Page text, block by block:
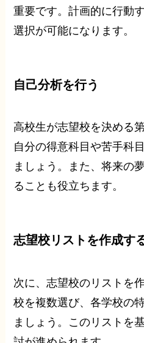
重要です。計画的に行動
選択が可能になります。
自己分析を行う
高校生が志望校を決める
自分の得意科目や苦手科
ましょう。また、将来の
ることも役立ちます。
志望校リストを作成す
次に、志望校のリストを
校を複数選び、各学校の
ましょう。このリストを